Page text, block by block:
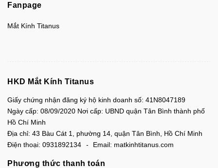
Fanpage
Mắt Kính Titanus
HKD Mắt Kính Titanus
Giấy chứng nhận đăng ký hộ kinh doanh số: 41N8047189
Ngày cấp: 08/09/2020 Nơi cấp: UBND quận Tân Bình thành phố
Hồ Chí Minh
Địa chỉ: 43 Bàu Cát 1, phường 14, quận Tân Bình, Hồ Chí Minh
Điện thoại: 0931892134 Email: matkinhtitanus.com
Phương thức thanh toán